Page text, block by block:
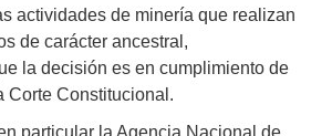
actividades de minería que realizan
de carácter ancestral,
la decisión es en cumplimiento de
Corte Constitucional.
particular la Agencia Nacional de